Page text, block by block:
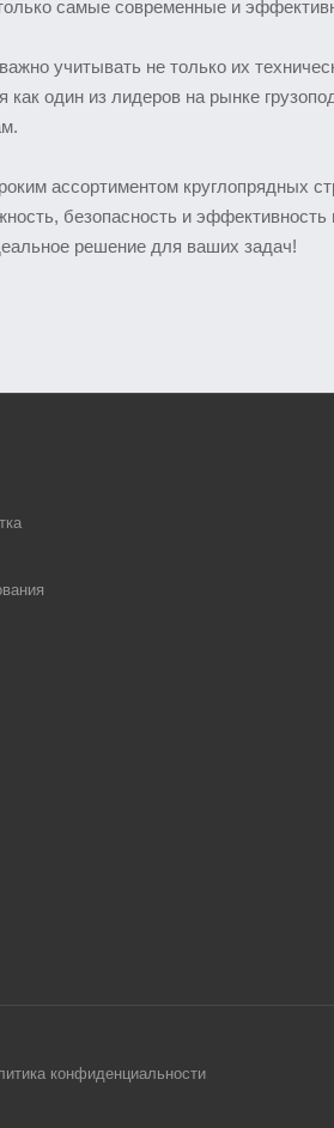
самые современные и
учитывать не только их
один из лидеров на рынке
ассортиментом круглопрядных
безопасность и
решение для ваших задач!
конфиденциальности